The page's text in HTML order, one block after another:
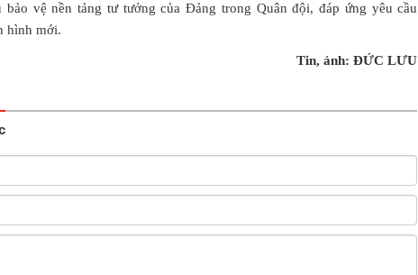
bảo vệ nền tảng tư tưởng của Đảng trong Quân đội, đáp ứng yêu cầu
hình mới.
Tin, ảnh: ĐỨC LƯU